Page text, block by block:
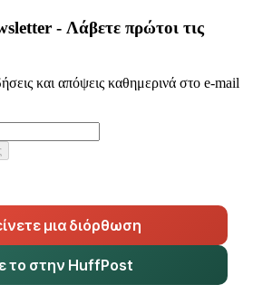
- Λάβετε πρώτοι τις
και απόψεις καθημερινά στο e-mail
μια διόρθωση
το στην HuffPost